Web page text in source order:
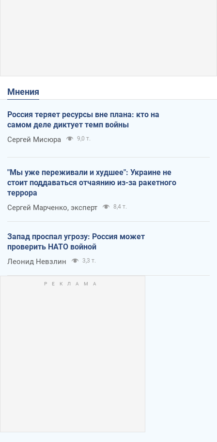
Мнения
Россия теряет ресурсы вне плана: кто на
самом деле диктует темп войны
Сергей Мисюра 9,0 т.
"Мы уже переживали и худшее": Украине не
стоит поддаваться отчаянию из-за ракетного
террора
Сергей Марченко, эксперт 8,4 т.
Запад проспал угрозу: Россия может
проверить НАТО войной
Леонид Невзлин 3,3 т.